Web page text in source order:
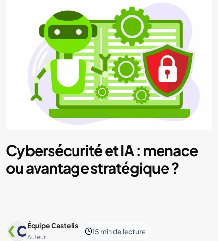
Cybersécurité et IA : menace
ou avantage stratégique ?
Équipe Castelis
Auteur
15 minde lecture